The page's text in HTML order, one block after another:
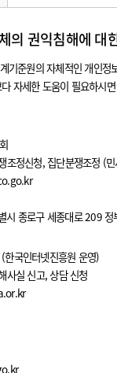
의 권익침해에 대
기준원의 자체적인 개인정
자세한 도움이 필요하시
조정신청, 집단분쟁조정 (
시 종로구 세종대로 209 정
한국인터넷진흥원 운영)
사실 신고, 상담 신청